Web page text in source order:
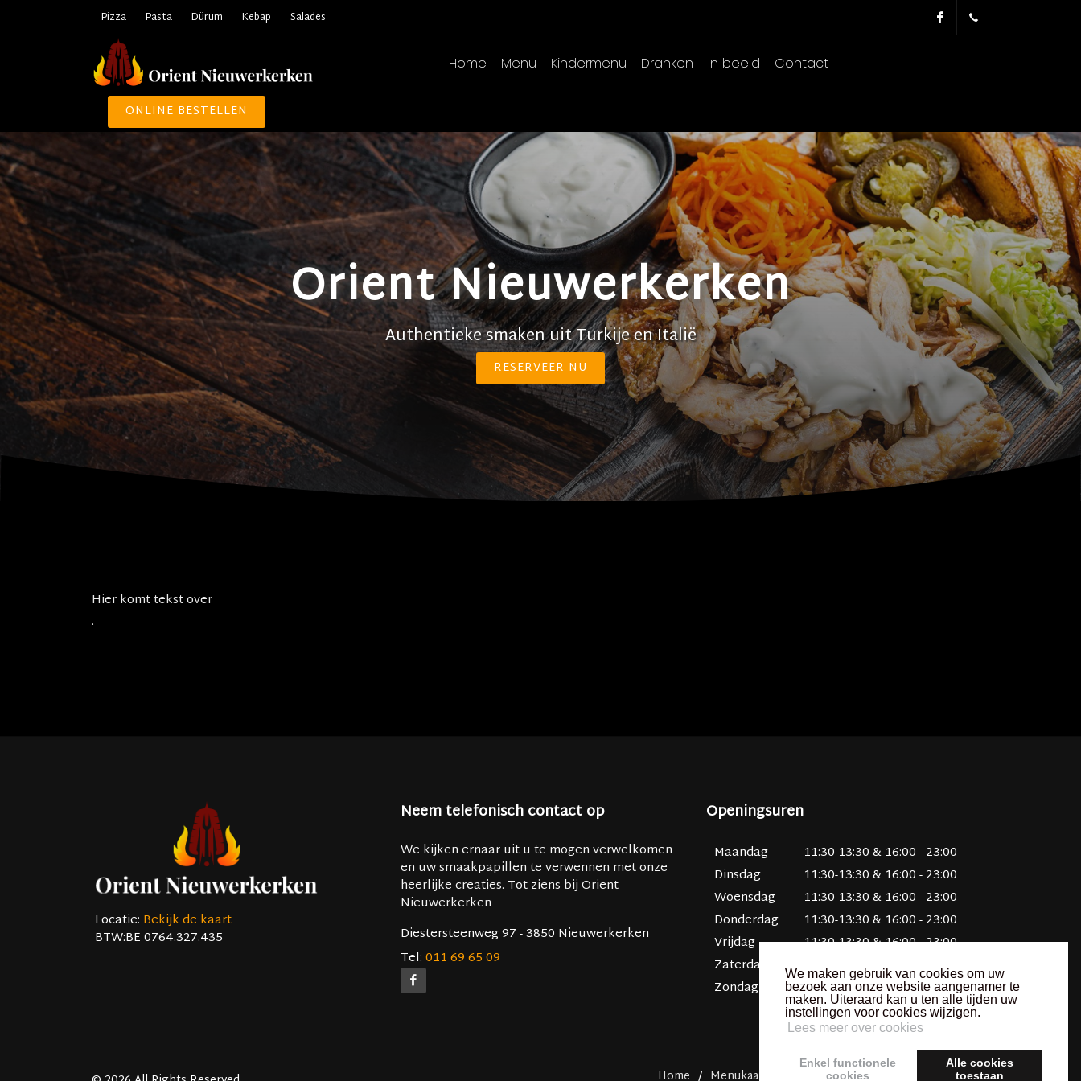
We maken gebruik van cookies om uw
bezoek aan onze website aangenamer te
maken. Uiteraard kan u ten alle tijden uw
instellingen voor cookies wijzigen.
Lees meer over cookies
Enkel functionele
cookies
Alle cookies
toestaan
Pizza Pasta Dürum Kebap Salades Facebook
ONLINE BESTELLEN
Home Menu Kindermenu Dranken In beeld Contact
Orient Nieuwerkerken
Authentieke smaken uit Turkije en Italië
RESERVEER NU
Hier komt tekst over
.
Locatie: Bekijk de kaart
BTW:BE 0764.327.435
Neem telefonisch contact op
We kijken ernaar uit u te mogen verwelkomen
en uw smaakpapillen te verwennen met onze
heerlijke creaties. Tot ziens bij Orient
Nieuwerkerken
Diestersteenweg 97 - 3850 Nieuwerkerken
Tel:011 69 65 09
Openingsuren
Maandag
11:30-13:30 & 16:00 - 23:00
Dinsdag
11:30-13:30 & 16:00 - 23:00
Woensdag
11:30-13:30 & 16:00 - 23:00
Donderdag
11:30-13:30 & 16:00 - 23:00
Vrijdag
11:30-13:30 & 16:00 - 23:00
Zaterdag
11:30-13:30 & 16:00 - 23:00
Zondag
16:00 - 23:00
Home / Menukaart Kindermenu / Contact